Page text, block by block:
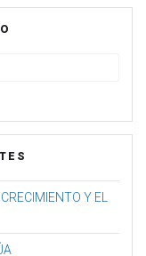
Y EL